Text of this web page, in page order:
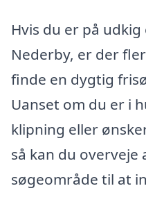
Hvis du er på
Nederby, er der
finde en dygtig
Uanset om du er i
klipning eller
så kan du overveje
søgeområde til at